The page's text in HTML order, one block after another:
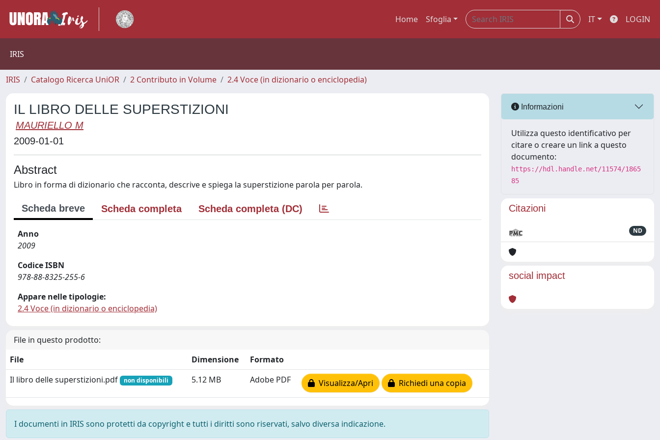
Home Sfoglia IT LOGIN
IRIS
IRIS Catalogo Ricerca UniOR 2 Contributo in Volume 2.4 Voce (in dizionario o enciclopedia)
IL LIBRO DELLE SUPERSTIZIONI
MAURIELLO M
2009-01-01
Abstract
Libro in forma di dizionario che racconta, descrive e spiega la superstizione parola per parola.
Scheda breve Scheda completa Scheda completa (DC)
Anno
2009
Codice ISBN
978-88-8325-255-6
Appare nelle tipologie:
2.4 Voce (in dizionario o enciclopedia)
File in questo prodotto:
File
Dimensione
Formato
Il libro delle superstizioni.pdf
non disponibili 5.12 MB Adobe PDF Visualizza/Apri Richiedi una copia
I documenti in IRIS sono protetti da copyright e tutti i diritti sono riservati, salvo diversa indicazione.
Informazioni
Utilizza questo identificativo per
citare o creare un link a questo
documento:
https://hdl.handle.net/11574/1865
85
Citazioni
ND
social impact